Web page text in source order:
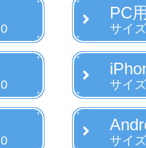
PC
サイ
サイ
サイ